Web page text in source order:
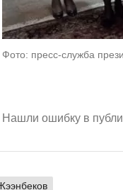
Фото: пресс-служба
Нашли ошибку в